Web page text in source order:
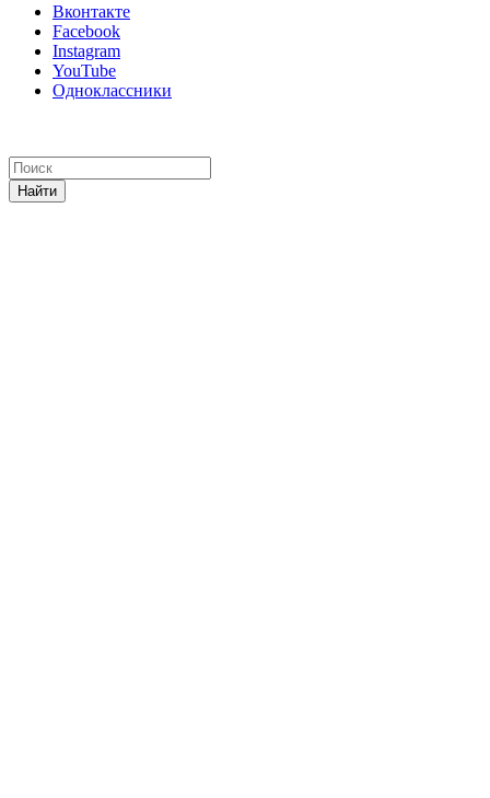
Вконтакте
Facebook
Instagram
YouTube
Одноклассники
Найти